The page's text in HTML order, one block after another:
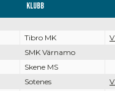
Klubb
Tibro MK
SMK Värnamo
Skene MS
Sotenes